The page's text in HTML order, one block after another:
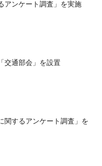
アンケート調査」を実施
交通部会」を設置
関するアンケート調査」を